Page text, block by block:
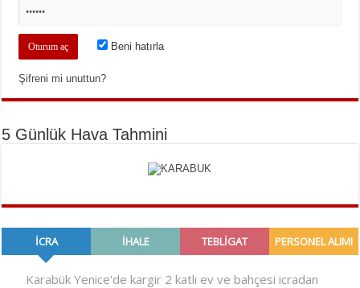
Beni hatırla
Şifreni mi unuttun?
5 Günlük Hava Tahmini